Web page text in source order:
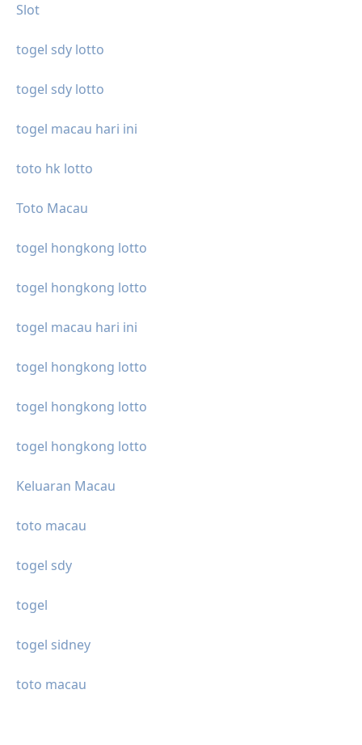
Slot
togel sdy lotto
togel sdy lotto
togel macau hari ini
toto hk lotto
Toto Macau
togel hongkong lotto
togel hongkong lotto
togel macau hari ini
togel hongkong lotto
togel hongkong lotto
togel hongkong lotto
Keluaran Macau
toto macau
togel sdy
togel
togel sidney
toto macau